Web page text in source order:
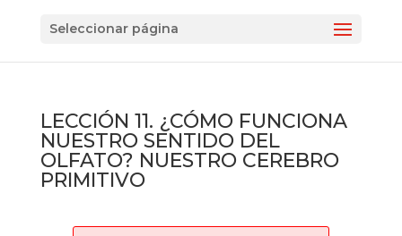
Seleccionar página
LECCIÓN 11. ¿CÓMO FUNCIONA
NUESTRO SENTIDO DEL
OLFATO? NUESTRO CEREBRO
PRIMITIVO